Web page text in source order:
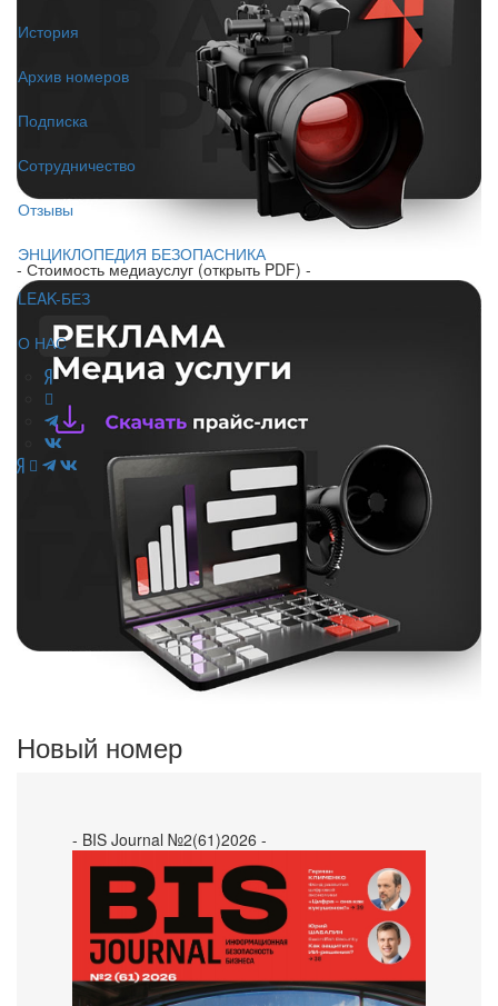
История
Архив номеров
Подписка
Сотрудничество
Отзывы
ЭНЦИКЛОПЕДИЯ БЕЗОПАСНИКА
LEAK-БЕЗ
О НАС
- Стоимость медиауслуг (открыть PDF) -
Новый номер
- BIS Journal №2(61)2026 -